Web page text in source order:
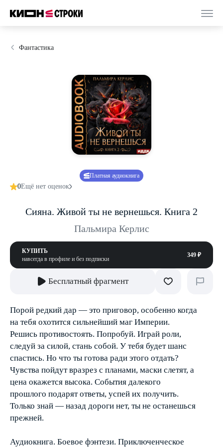
Фантастика
Платная аудиокнига
0Ещё нет оценок
Сияна. Живой ты не вернешься. Книга 2
Пальмира Керлис
КУПИТЬ
навсегда в профиле и без подписки
349 ₽
Бесплатный фрагмент
Порой редкий дар — это приговор, особенно когда
на тебя охотится сильнейший маг Империи.
Решись противостоять. Попробуй. Играй роли,
следуй за силой, стань собой. У тебя будет шанс
спастись. Но что ты готова ради этого отдать?
Чувства пойдут вразрез с планами, маски слетят, а
цена окажется высока. События далекого
прошлого подарят ответы, успей их получить.
Только знай — назад дороги нет, ты не останешься
прежней.
Аудиокнига. Боевое фэнтези. Приключенческое